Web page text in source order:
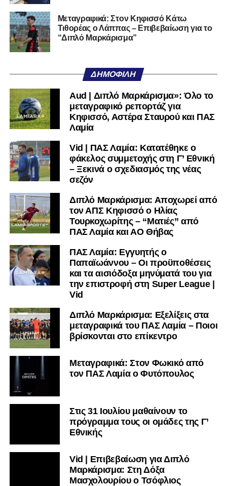
Αν η Λαμία συνεχίσει να μικραίνει τον εαυτό της, δεν θα
χρειαστεί κανείς άλλος να το κάνει.
Όταν αποφασίσει να συνειδητοποιήσει ότι είναι
πολύ μικρή.
Ακολουθήστε το lamiara.grστοGoogle Newsγια να
μαθαίνετε πρώτοι τα κυανόλευκα νέα στην Ελλάδα και τον
υπόλοιπο κόσμο. Ακολουθήστε το lamiara.gr στο
μαθαίνετε σε χρόνο dt όλα τα νέα.
Μεταγραφικά: Στον Κηφισσό Κάτω
Τιθορέας ο Λάππας – Επιβεβαίωση για το
“Διπλό Μαρκάρισμα”
ΔΗΜΟΦΙΛΉ
Aud | Διπλό Μαρκάρισμα»: Όλο το
μεταγραφικό ρεπορτάζ για
Κηφισσό, Αστέρα Σταυρού και ΠΑΣ
Λαμία
Vid | ΠΑΣ Λαμία: Κατατέθηκε ο
φάκελος συμμετοχής στη Γ’ Εθνική
– Ξεκινά ο σχεδιασμός της νέας
σεζόν
Διπλό Μαρκάρισμα: Αποχωρεί από
τον ΑΠΣ Κηφισσό ο Ηλίας
Τουρκοχωρίτης – “Ματιές” από
ΠΑΣ Λαμία και ΑΟ Θήβας
ΠΑΣ Λαμία: Εγγυητής ο
Παπαϊωάννου – Οι προϋποθέσεις
και τα αισιόδοξα μηνύματά του για
την επιστροφή στη Super League |
Vid
Διπλό Μαρκάρισμα: Εξελίξεις στα
μεταγραφικά του ΠΑΣ Λαμία – Ποιοι
βρίσκονται στο επίκεντρο
Μεταγραφικά: Στον Φωκικό από
τον ΠΑΣ Λαμία ο Φυτόπουλος
Στις 31 Ιουλίου μαθαίνουν το
πρόγραμμα τους οι ομάδες της Γ’
Εθνικής
Vid | Επιβεβαίωση για Διπλό
Μαρκάρισμα: Στη Δόξα
Μασχολουρίου ο Τσόφλιος